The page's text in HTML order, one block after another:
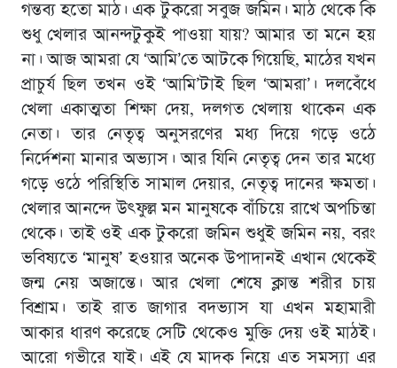
গন্তব্য হতো মাঠ। এক টুকরো সবুজ জমিন। মাঠ থেকে কি
শুধু খেলার আনন্দটুকুই পাওয়া যায়? আমার তা মনে হয়
না। আজ আমরা যে ‘আমি’তে আটকে গিয়েছি, মাঠের যখন
প্রাচুর্য ছিল তখন ওই ‘আমি’টাই ছিল ‘আমরা’। দলবেঁধে
খেলা একাত্মতা শিক্ষা দেয়, দলগত খেলায় থাকেন এক
নেতা। তার নেতৃত্ব অনুসরণের মধ্য দিয়ে গড়ে ওঠে
নির্দেশনা মানার অভ্যাস। আর যিনি নেতৃত্ব দেন তার মধ্যে
গড়ে ওঠে পরিস্থিতি সামাল দেয়ার, নেতৃত্ব দানের ক্ষমতা।
খেলার আনন্দে উৎফুল্ল মন মানুষকে বাঁচিয়ে রাখে অপচিন্তা
থেকে। তাই ওই এক টুকরো জমিন শুধুই জমিন নয়, বরং
ভবিষ্যতে ‘মানুষ’ হওয়ার অনেক উপাদানই এখান থেকেই
জন্ম নেয় অজান্তে। আর খেলা শেষে ক্লান্ত শরীর চায়
বিশ্রাম। তাই রাত জাগার বদভ্যাস যা এখন মহামারী
আকার ধারণ করেছে সেটি থেকেও মুক্তি দেয় ওই মাঠই।
আরো গভীরে যাই। এই যে মাদক নিয়ে এত সমস্যা এর